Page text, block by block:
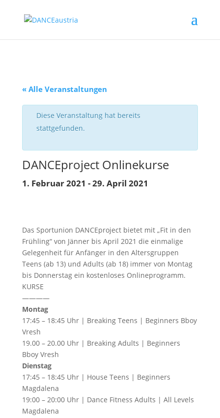
« Alle Veranstaltungen
Diese Veranstaltung hat bereits
stattgefunden.
DANCEproject Onlinekurse
1. Februar 2021 -29. April 2021
Das Sportunion DANCEproject bietet mit „Fit in den
Frühling“ von Jänner bis April 2021 die einmalige
Gelegenheit für Anfänger in den Altersgruppen
Teens (ab 13) und Adults (ab 18) immer von Montag
bis Donnerstag ein kostenloses Onlineprogramm.
KURSE
————
Montag
17:45 – 18:45 Uhr | Breaking Teens | Beginners Bboy
Vresh
19.00 – 20.00 Uhr | Breaking Adults | Beginners
Bboy Vresh
Dienstag
17:45 – 18:45 Uhr | House Teens | Beginners
Magdalena
19:00 – 20:00 Uhr | Dance Fitness Adults | All Levels
Magdalena